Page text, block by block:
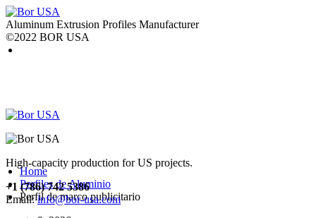
Aluminum Extrusion Profiles Manufacturer
©2022 BOR USA
High-capacity production for US projects.
+1 (786) 742 5386
Email:info@bor-usa.com
Home
Perfiles de Aluminio
Perfil de marco publicitario